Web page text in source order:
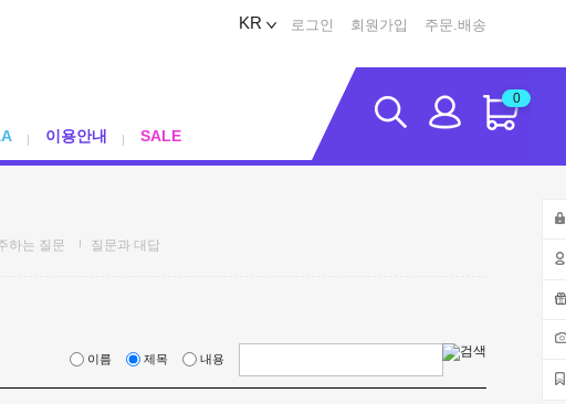
KR 로그인 회원가입 주문.배송
이용안내 SALE
0
하는 질문 질문과 대답
이름 제목 내용